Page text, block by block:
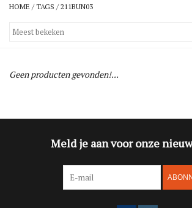
Accessoires
HOME /TAGS /211BUN03
Geen producten gevonden!...
Meld je aan voor onze